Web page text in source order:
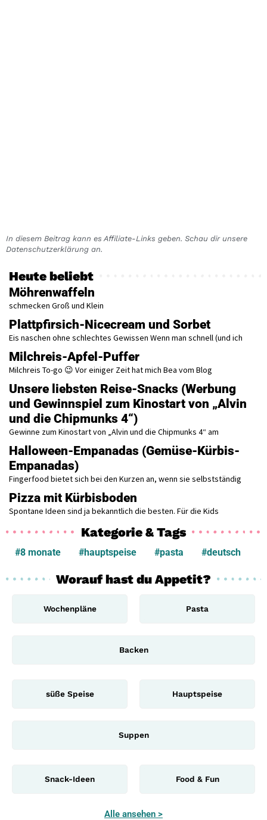
In diesem Beitrag kann es Affiliate-Links geben. Schau dir unsere
Datenschutzerklärung an.
Heute beliebt
Möhrenwaffeln
schmecken Groß und Klein
Plattpfirsich-Nicecream und Sorbet
Eis naschen ohne schlechtes Gewissen Wenn man schnell (und ich
Milchreis-Apfel-Puffer
Milchreis To-go 😉 Vor einiger Zeit hat mich Bea vom Blog
Unsere liebsten Reise-Snacks (Werbung
und Gewinnspiel zum Kinostart von „Alvin
und die Chipmunks 4“)
Gewinne zum Kinostart von „Alvin und die Chipmunks 4“ am
Halloween-Empanadas (Gemüse-Kürbis-
Empanadas)
Fingerfood bietet sich bei den Kurzen an, wenn sie selbstständig
Pizza mit Kürbisboden
Spontane Ideen sind ja bekanntlich die besten. Für die Kids
Kategorie & Tags
#8 monate #hauptspeise #pasta #deutsch
Worauf hast du Appetit?
Wochenpläne Pasta
Backen
süße Speise Hauptspeise
Suppen
Snack-Ideen Food & Fun
Alle ansehen >